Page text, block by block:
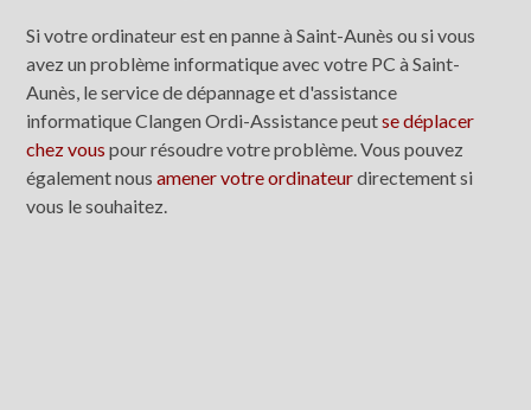
Si votre ordinateur est en panne à Saint-Aunès ou si vous
avez un problème informatique avec votre PC à Saint-
Aunès, le service de dépannage et d'assistance
informatique Clangen Ordi-Assistance peutse déplacer
chez vous pour résoudre votre problème. Vous pouvez
également nousamener votre ordinateurdirectement si
vous le souhaitez.